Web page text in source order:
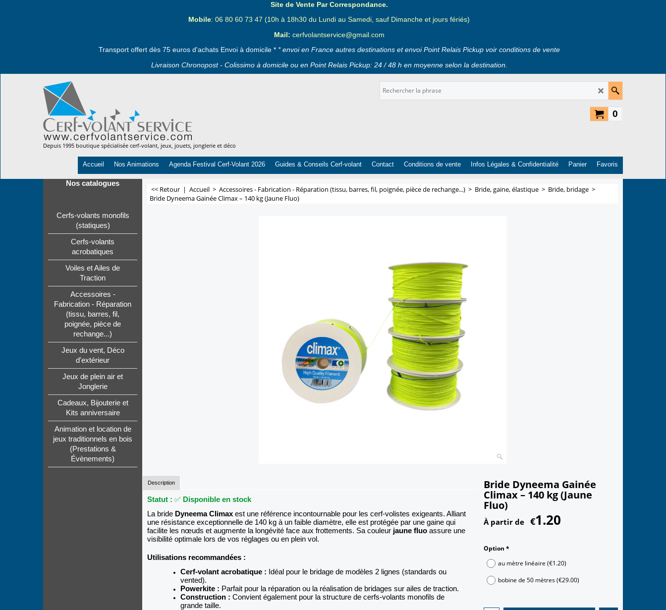
Site de Vente Par Correspondance.
Mobile: 06 80 60 73 47 (10h à 18h30 du Lundi au Samedi, sauf Dimanche et jours fériés)
Mail: cerfvolantservice@gmail.com
Transport offert dès 75 euros d'achats Envoi à domicile * * envoi en France autres destinations et envoi Point Relais Pickup voir conditions de vente
Livraison Chronopost - Colissimo à domicile ou en Point Relais Pickup: 24 / 48 h en moyenne selon la destination.
Depuis 1995 boutique spécialisée cerf-volant, jeux, jouets, jonglerie et déco
0
Accueil Nos Animations Agenda Festival Cerf-Volant 2026 Guides & Conseils Cerf-volant Contact Conditions de vente Infos Légales & Confidentialité Panier Favoris
Nos catalogues
Cerfs-volants monofils
(statiques)
Cerfs-volants
acrobatiques
Voiles et Ailes de
Traction
Accessoires -
Fabrication - Réparation
(tissu, barres, fil,
poignée, pièce de
rechange...)
Jeux du vent, Déco
d'extérieur
Jeux de plein air et
Jonglerie
Cadeaux, Bijouterie et
Kits anniversaire
Animation et location de
jeux traditionnels en bois
(Prestations &
Évènements)
<< Retour | Accueil > Accessoires - Fabrication - Réparation (tissu, barres, fil, poignée, pièce de rechange...) > Bride, gaine, élastique > Bride, bridage >
Bride Dyneema Gainée Climax – 140 kg (Jaune Fluo)
Bride Dyneema Gainée
Climax – 140 kg (Jaune
Fluo)
À partir de €1.20
Option *
au mètre linéaire (€1.20)
bobine de 50 mètres(€29.00)
Description
Statut : ✅ Disponible en stock
La bride Dyneema Climax est une référence incontournable pour les cerf-volistes exigeants. Alliant
une résistance exceptionnelle de 140 kg à un faible diamètre, elle est protégée par une gaine qui
facilite les nœuds et augmente la longévité face aux frottements. Sa couleur jaune fluo assure une
visibilité optimale lors de vos réglages ou en plein vol.
Utilisations recommandées :
Cerf-volant acrobatique : Idéal pour le bridage de modèles 2 lignes (standards ou
vented).
Powerkite : Parfait pour la réparation ou la réalisation de bridages sur ailes de traction.
Construction : Convient également pour la structure de cerfs-volants monofils de
grande taille.